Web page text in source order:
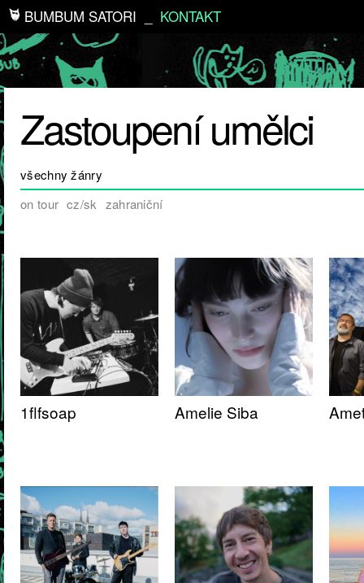
BUMBUM SATORI KONTAKT
Zastoupení umělci
všechny žánry
on tour cz/sk zahraniční
1flfsoap Amelie Siba